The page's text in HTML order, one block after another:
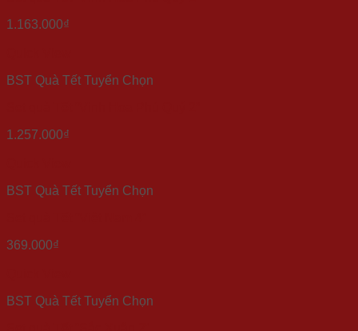
1.163.000₫
BST Quà Tết Tuyển Chọn
1.257.000₫
BST Quà Tết Tuyển Chọn
369.000₫
BST Quà Tết Tuyển Chọn